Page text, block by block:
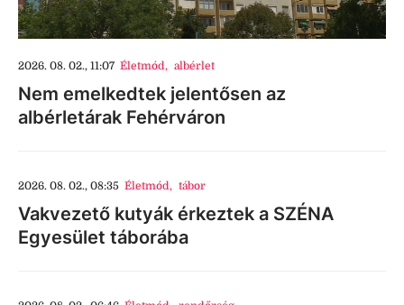
2026. 08. 02., 11:07 Életmód, albérlet
Nem emelkedtek jelentősen az
albérletárak Fehérváron
2026. 08. 02., 08:35 Életmód, tábor
Vakvezető kutyák érkeztek a SZÉNA
Egyesület táborába